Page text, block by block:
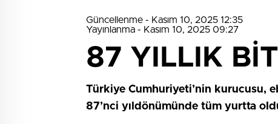
Güncellenme - Kasım 10, 2025 12:35
Yayınlanma - Kasım 10, 2025 09:27
87 YILLIK
Türkiye Cumhuriyeti’nin kurucusu,
87’nci yıldönümünde tüm yurtta